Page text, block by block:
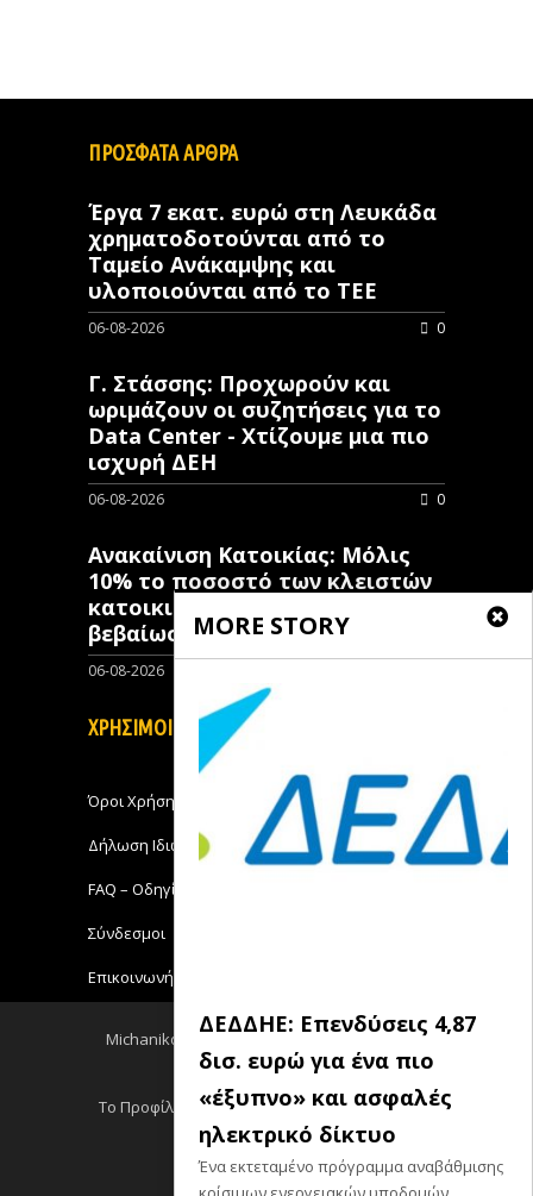
MORE STORY
ΔΕΔΔΗΕ: Επενδύσεις 4,87
δισ. ευρώ για ένα πιο
«έξυπνο» και ασφαλές
ηλεκτρικό δίκτυο
Ένα εκτεταμένο πρόγραμμα αναβάθμισης
ΠΡΟΣΦΑΤΑ ΑΡΘΡΑ
Έργα 7 εκατ. ευρώ στη Λευκάδα
χρηματοδοτούνται από το
Ταμείο Ανάκαμψης και
υλοποιούνται από το ΤΕΕ
06-08-2026 0
Γ. Στάσσης: Προχωρούν και
ωριμάζουν οι συζητήσεις για το
Data Center - Χτίζουμε μια πιο
ισχυρή ΔΕΗ
06-08-2026 0
Ανακαίνιση Κατοικίας: Μόλις
10% το ποσοστό των κλειστών
κατοικιών που έχουν λάβει
βεβαίωση ένταξης
06-08-2026
ΧΡΗΣΙΜΟΙ ΣΥΝΔΕΣΜΟΙ
Όροι Χρήσης
Δήλωση Ιδιωτικότητας
FAQ – Οδηγίες Χρήσης
Σύνδεσμοι
Επικοινωνήστε με το Michanikos-Online
Michanikos-Online 2018 - All Rights Reserved
Back to top
Το Προφίλ μου
Log out
Ειδησεις RSS
Σεμινάρια RSS